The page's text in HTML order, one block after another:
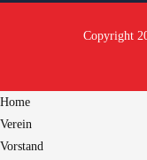
Copyright
Home
Verein
Vorstand